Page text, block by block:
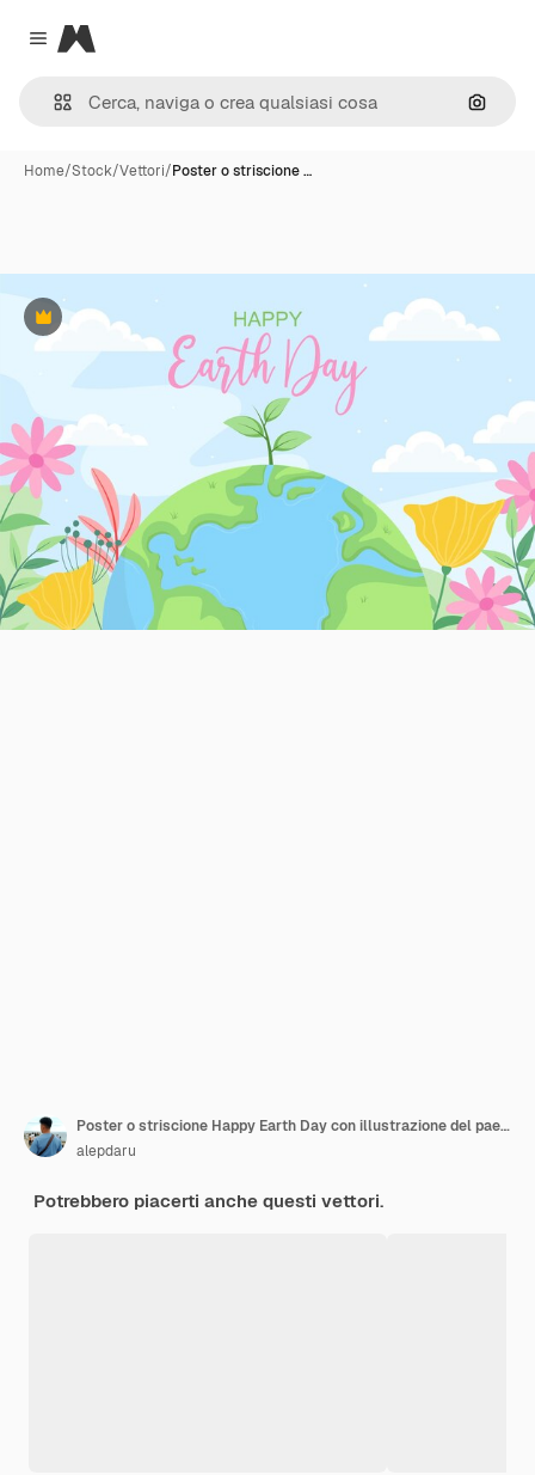
Close menu
Magnific
Cerca
Home/Stock/Vettori/Poster o striscione …
Premium
Poster o striscione Happy Earth Day con illustrazione del paesaggio naturale
alepdaru
Potrebbero piacerti anche questi vettori.